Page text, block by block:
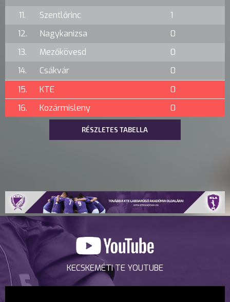
11.
Szentlőrinc
1
12.
Nagykanizsa
0
13.
Mezőkövesd
0
14.
Csákvár
0
15.
KTE
0
16.
Kozármisleny 0
RÉSZLETES TABELLA
KECSKEMÉTI TE YOUTUBE